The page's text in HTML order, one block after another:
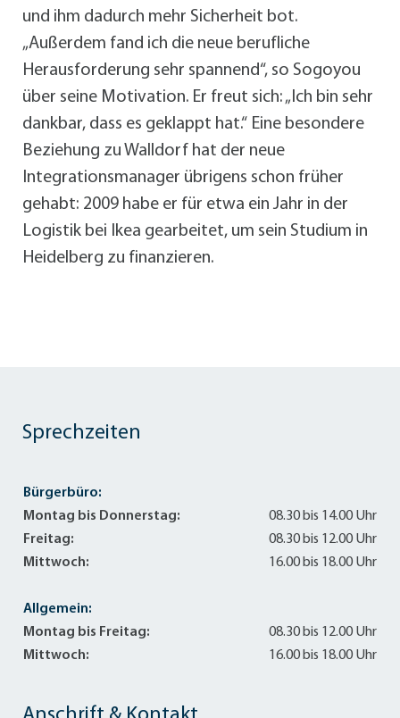
und ihm dadurch mehr Sicherheit bot.
„Außerdem fand ich die neue berufliche
Herausforderung sehr spannend“, so Sogoyou
über seine Motivation. Er freut sich: „Ich bin sehr
dankbar, dass es geklappt hat.“ Eine besondere
Beziehung zu Walldorf hat der neue
Integrationsmanager übrigens schon früher
gehabt: 2009 habe er für etwa ein Jahr in der
Logistik bei Ikea gearbeitet, um sein Studium in
Heidelberg zu finanzieren.
Sprechzeiten
Bürgerbüro:
Montag bis Donnerstag:
08.30 bis 14.00 Uhr
Freitag:
08.30 bis 12.00 Uhr
Mittwoch:
16.00 bis 18.00 Uhr
Allgemein:
Montag bis Freitag:
08.30 bis 12.00 Uhr
Mittwoch:
16.00 bis 18.00 Uhr